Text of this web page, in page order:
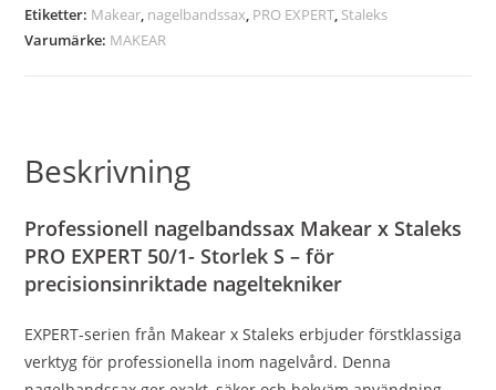
Etiketter: Makear, nagelbandssax, PRO EXPERT, Staleks
Varumärke: MAKEAR
Beskrivning
Professionell nagelbandssax Makear x Staleks
PRO EXPERT 50/1- Storlek S – för
precisionsinriktade nageltekniker
EXPERT-serien från Makear x Staleks erbjuder förstklassiga
verktyg för professionella inom nagelvård. Denna